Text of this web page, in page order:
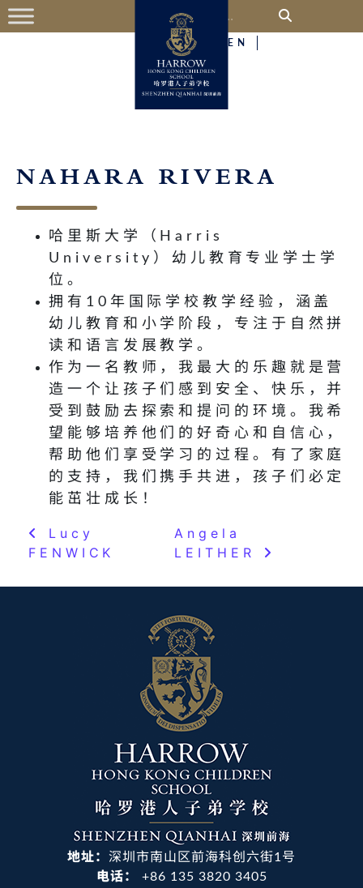
中 EN
NAHARA RIVERA
哈里斯大学（Harris
University）幼儿教育专业学士学
位。
拥有10年国际学校教学经验，涵盖
幼儿教育和小学阶段，专注于自然拼
读和语言发展教学。
作为一名教师，我最大的乐趣就是营
造一个让孩子们感到安全、快乐，并
受到鼓励去探索和提问的环境。我希
望能够培养他们的好奇心和自信心，
帮助他们享受学习的过程。有了家庭
的支持，我们携手共进，孩子们必定
能茁壮成长！
Post navigation
Lucy
FENWICK
Angela
LEITHER
地址： 深圳市南山区前海科创六街1号
电话：
+86 135 3820 3405